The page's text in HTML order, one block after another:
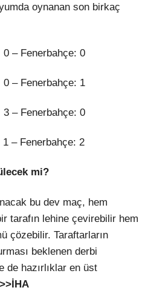
oynanan son birkaç
– Fenerbahçe: 0
– Fenerbahçe: 1
– Fenerbahçe: 0
– Fenerbahçe: 2
mi?
bu dev maç, hem
tarafın lehine çevirebilir hem
çözebilir. Taraftarların
beklenen derbi
de hazırlıklar en üst